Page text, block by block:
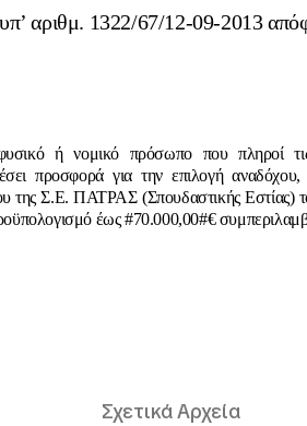
αριθμ. 1322/67/12-09-2013
ή νομικό πρόσωπο που πληροί
προσφορά για την επιλογή
της Σ.Ε. ΠΑΤΡΑΣ (Σπουδαστικής Εστίας)
έως #70.000,00#€
Σχετικά Αρχεία